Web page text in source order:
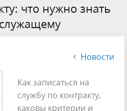
что нужно знать
Новости
Как записаться на
службу по контракту,
каковы критерии и